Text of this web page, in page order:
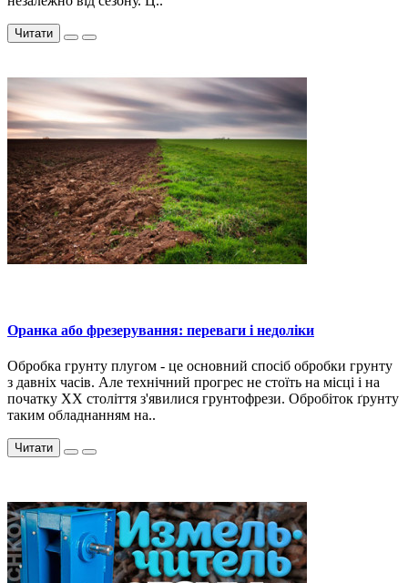
Читати
Оранка або фрезерування: переваги і недоліки
Обробка грунту плугом - це основний спосіб обробки грунту
з давніх часів. Але технічний прогрес не стоїть на місці і на
початку XX століття з'явилися грунтофрези. Обробіток ґрунту
таким обладнанням на..
Читати